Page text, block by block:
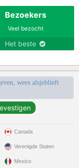
Bezoekers
Veel bezocht
Het beste
wees alsjeblieft
Canada
Verenigde Staten
Mexico